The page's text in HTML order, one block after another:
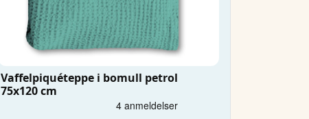
Vaffelpiquéteppe i bomull petrol
75x120 cm